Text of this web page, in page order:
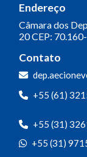
Endereço
Câmara dos
20CEP:
Contato
+55 (61)
+55 (31)
+55 (31)